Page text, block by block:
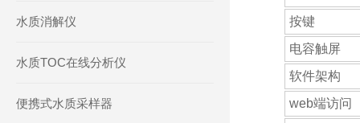
按键
电容触屏
软件架构
web端访问
水质消解仪
水质TOC在线分析仪
便携式水质采样器